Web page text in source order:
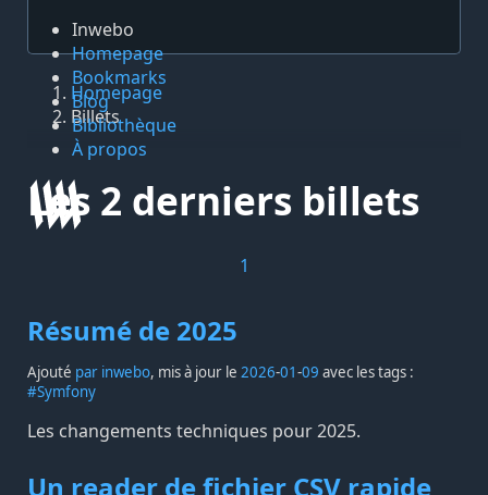
Inwebo
Homepage
Bookmarks
Blog
Bibliothèque
À propos
Homepage
Billets
Les 2 derniers billets
1
Résumé de 2025
Ajouté par inwebo, mis à jour le 2026-01-09 avec les tags :
#Symfony
Les changements techniques pour 2025.
Un reader de fichier CSV rapide